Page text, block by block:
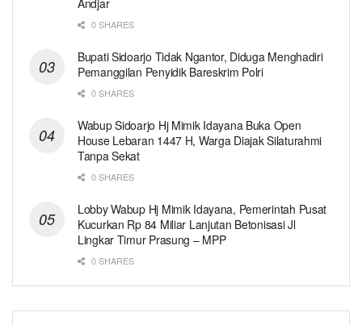
Andjar
0 SHARES
Bupati Sidoarjo Tidak Ngantor, Diduga Menghadiri
Pemanggilan Penyidik Bareskrim Polri
0 SHARES
Wabup Sidoarjo Hj Mimik Idayana Buka Open
House Lebaran 1447 H, Warga Diajak Silaturahmi
Tanpa Sekat
0 SHARES
Lobby Wabup Hj Mimik Idayana, Pemerintah Pusat
Kucurkan Rp 84 Miliar Lanjutan Betonisasi Jl
Lingkar Timur Prasung – MPP
0 SHARES